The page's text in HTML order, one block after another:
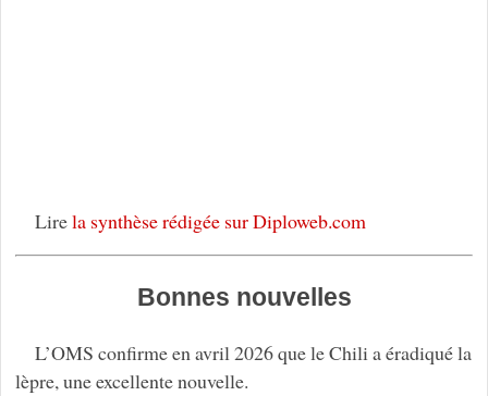
Lirela synthèse rédigée sur Diploweb.com
Bonnes nouvelles
L’OMS confirme en avril 2026 que le Chili a éradiqué la
lèpre, une excellente nouvelle.